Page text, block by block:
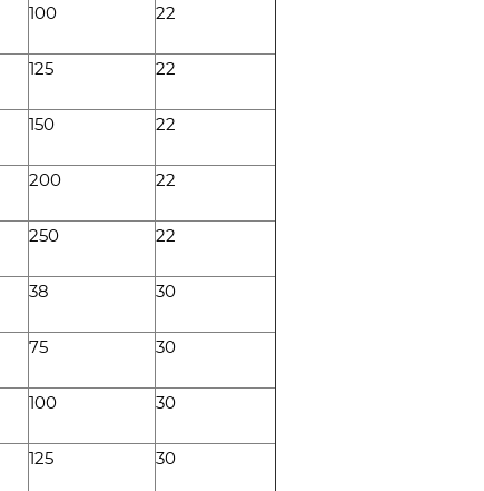
100 22
125 22
150 22
200 22
250 22
38 30
75 30
100 30
125 30